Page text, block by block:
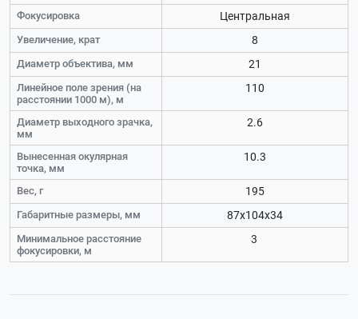
Фокусировка Центральная
Увеличение, крат 8
Диаметр объектива, мм 21
Линейное поле зрения (на
расстоянии 1000 м), м
110
Диаметр выходного зрачка,
мм
2.6
Вынесенная окулярная
точка, мм
10.3
Вес, г 195
Габаритные размеры, мм 87x104x34
Минимальное расстояние
фокусировки, м
3